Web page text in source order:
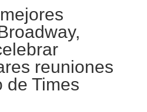
reuniones
de Times